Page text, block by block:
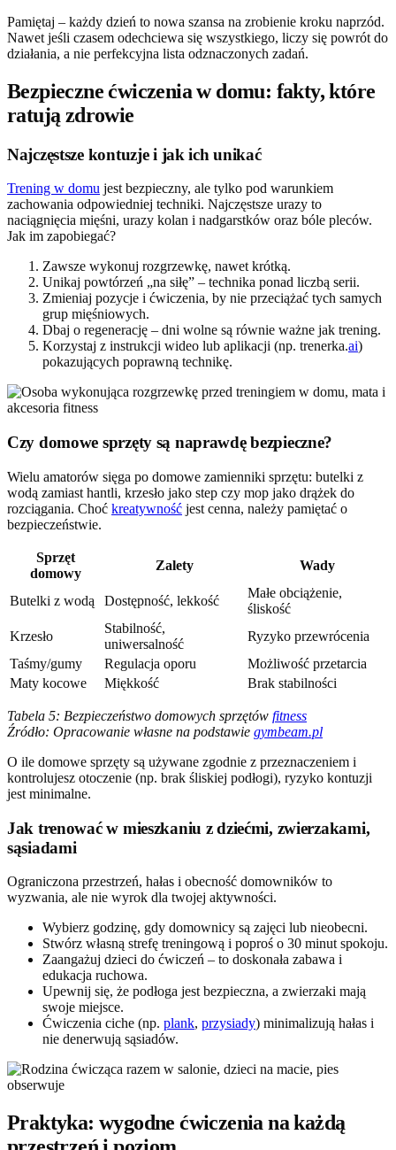
Pamiętaj – każdy dzień to nowa szansa na zrobienie kroku naprzód.
Nawet jeśli czasem odechciewa się wszystkiego, liczy się powrót do
działania, a nie perfekcyjna lista odznaczonych zadań.
Bezpieczne ćwiczenia w domu: fakty, które
ratują zdrowie
Najczęstsze kontuzje i jak ich unikać
Trening w domu jest bezpieczny, ale tylko pod warunkiem
zachowania odpowiedniej techniki. Najczęstsze urazy to
naciągnięcia mięśni, urazy kolan i nadgarstków oraz bóle pleców.
Jak im zapobiegać?
Zawsze wykonuj rozgrzewkę, nawet krótką.
Unikaj powtórzeń „na siłę” – technika ponad liczbą serii.
Zmieniaj pozycje i ćwiczenia, by nie przeciążać tych samych
grup mięśniowych.
Dbaj o regenerację – dni wolne są równie ważne jak trening.
Korzystaj z instrukcji wideo lub aplikacji (np. trenerka.ai)
pokazujących poprawną technikę.
Czy domowe sprzęty są naprawdę bezpieczne?
Wielu amatorów sięga po domowe zamienniki sprzętu: butelki z
wodą zamiast hantli, krzesło jako step czy mop jako drążek do
rozciągania. Choć kreatywność jest cenna, należy pamiętać o
bezpieczeństwie.
Sprzęt
domowy
Zalety Wady
Butelki z wodą Dostępność, lekkość
Małe obciążenie,
śliskość
Krzesło
Stabilność,
uniwersalność
Ryzyko przewrócenia
Taśmy/gumy
Regulacja oporu
Możliwość przetarcia
Maty kocowe
Miękkość Brak stabilności
Tabela 5: Bezpieczeństwo domowych sprzętów fitness
Źródło: Opracowanie własne na podstawie gymbeam.pl
O ile domowe sprzęty są używane zgodnie z przeznaczeniem i
kontrolujesz otoczenie (np. brak śliskiej podłogi), ryzyko kontuzji
jest minimalne.
Jak trenować w mieszkaniu z dziećmi, zwierzakami,
sąsiadami
Ograniczona przestrzeń, hałas i obecność domowników to
wyzwania, ale nie wyrok dla twojej aktywności.
Wybierz godzinę, gdy domownicy są zajęci lub nieobecni.
Stwórz własną strefę treningową i poproś o 30 minut spokoju.
Zaangażuj dzieci do ćwiczeń – to doskonała zabawa i
edukacja ruchowa.
Upewnij się, że podłoga jest bezpieczna, a zwierzaki mają
swoje miejsce.
Ćwiczenia ciche (np. plank, przysiady) minimalizują hałas i
nie denerwują sąsiadów.
Praktyka: wygodne ćwiczenia na każdą